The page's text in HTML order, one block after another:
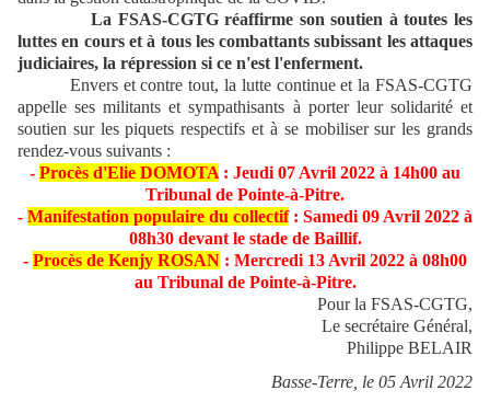
La FSAS-CGTG réaffirme son soutien à toutes les
luttes en cours et à tous les combattants subissant les attaques
judiciaires, la répression si ce n'est l'enferment.
Envers et contre tout, la lutte continue et la FSAS-CGTG
appelle ses militants et sympathisants à porter leur solidarité et
soutien sur les piquets respectifs et à se mobiliser sur les grands
rendez-vous suivants :
- Procès d'Elie DOMOTA : Jeudi 07 Avril 2022 à 14h00 au
Tribunal de Pointe-à-Pitre.
- Manifestation populaire du collectif: Samedi 09 Avril 2022 à
08h30 devant le stade de Baillif.
- Procès de Kenjy ROSAN : Mercredi 13 Avril 2022 à 08h00
au Tribunal de Pointe-à-Pitre.
Pour la FSAS-CGTG,
Le secrétaire Général,
Philippe BELAIR
Basse-Terre, le 05 Avril 2022